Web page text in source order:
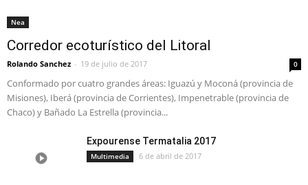
Nea
Corredor ecoturístico del Litoral
Rolando Sanchez - 19 de julio de 2017 0
Conformado por cuatro grandes áreas: Iguazú y Moconá (provincia de
Misiones), Iberá (provincia de Corrientes), Impenetrable (provincia de
Chaco) y Bañado La Estrella (provincia...
Expourense Termatalia 2017
Multimedia 6 de abril de 2017